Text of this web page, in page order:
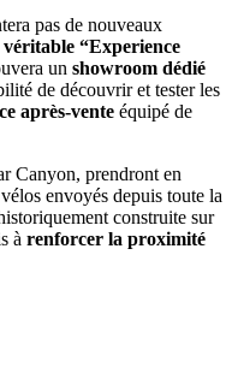
pas de nouveaux
véritable “Experience
un showroom dédié
de découvrir et tester les
après-vente équipé de
Canyon, prendront en
envoyés depuis toute la
construite sur
à renforcer la proximité